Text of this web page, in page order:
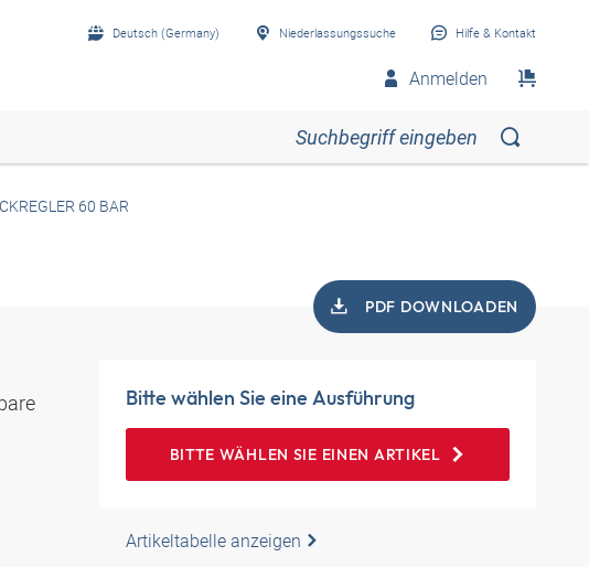
Deutsch (Germany) Niederlassungssuche Hilfe & Kontakt
Anmelden
60 BAR
PDF DOWNLOADEN
Bitte wählen Sie eine Ausführung
BITTE WÄHLEN SIE EINEN ARTIKEL
Artikeltabelle anzeigen